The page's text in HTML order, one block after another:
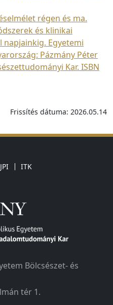
régen és ma.
és klinikai
Egyetemi
Pázmány Péter
Kar. ISBN
Frissítés dátuma: 2026.05.14
ITK
Bölcsészet- és
tér 1.